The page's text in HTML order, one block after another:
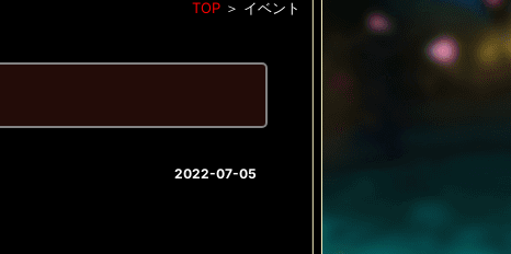
TOP ＞ イベント
2022-07-05